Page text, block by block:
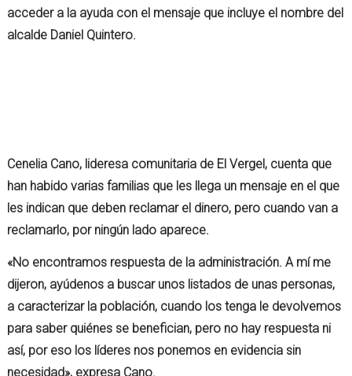
acceder a la ayuda con el mensaje que incluye el nombre del
alcalde Daniel Quintero.
Cenelia Cano, lideresa comunitaria de El Vergel, cuenta que
han habido varias familias que les llega un mensaje en el que
les indican que deben reclamar el dinero, pero cuando van a
reclamarlo, por ningún lado aparece.
«No encontramos respuesta de la administración. A mí me
dijeron, ayúdenos a buscar unos listados de unas personas,
a caracterizar la población, cuando los tenga le devolvemos
para saber quiénes se benefician, pero no hay respuesta ni
así, por eso los líderes nos ponemos en evidencia sin
necesidad», expresa Cano.